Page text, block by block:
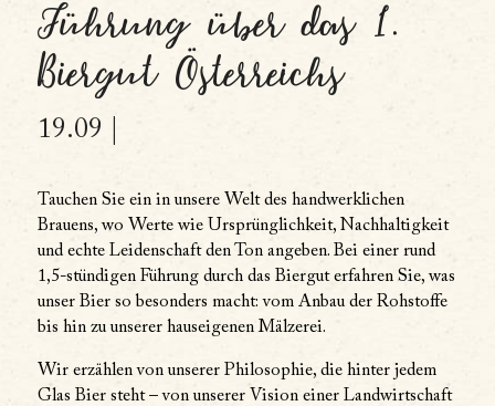
Führung über das 1.
Biergut Österreichs
19.09 |
Tauchen Sie ein in unsere Welt des handwerklichen
Brauens, wo Werte wie Ursprünglichkeit, Nachhaltigkeit
und echte Leidenschaft den Ton angeben. Bei einer rund
1,5-stündigen Führung durch das Biergut erfahren Sie, was
unser Bier so besonders macht: vom Anbau der Rohstoffe
bis hin zu unserer hauseigenen Mälzerei.
Wir erzählen von unserer Philosophie, die hinter jedem
Glas Bier steht – von unserer Vision einer Landwirtschaft